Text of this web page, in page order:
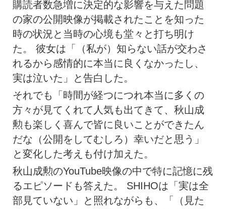
購読者数急増に決定的な影響を与えた問題
の家の公開映像が掲載されたことを知った
時の状況と当時の心境も堂々と打ち明け
た。 彼女は「（私が）知らない話が交わさ
れるから感情的に本当に良くなかったし、
実は泣いた」と告白した。
それでも「時間が経つにつれ本当に多くの
方々が見てくれて人気も出てきて、秋山成
勲も楽しく喜んで皆に良いことができたん
だな（公開をしてむしろ）幸いだと思う」
と変化した考えも付け加えた。
秋山成勲のYouTube映像の中で特に記憶に残
るエピソードも答えた。 SHIHOは「実は全
部見ていない」と照れながらも、「（見た